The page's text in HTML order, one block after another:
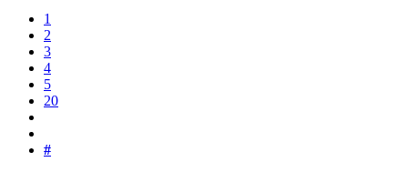
1
2
3
4
5
20
#